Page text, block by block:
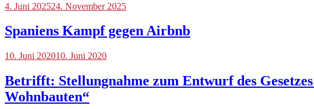
Blog,
4. Juni 202524. November 2025
Spaniens Kampf gegen Airbnb
Blog
10. Juni 202010. Juni 2020
Betrifft: Stellungnahme zum Entwurf des
Wohnbauten“